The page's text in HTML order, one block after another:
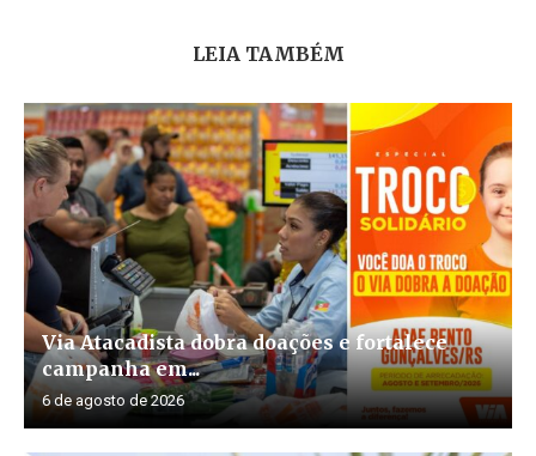
LEIA TAMBÉM
Via Atacadista dobra doações e fortalece
campanha em...
6 de agosto de 2026